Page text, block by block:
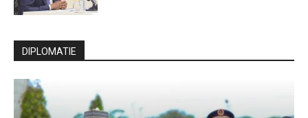
DIPLOMATIE